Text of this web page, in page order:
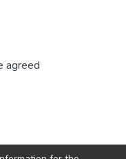
agreed